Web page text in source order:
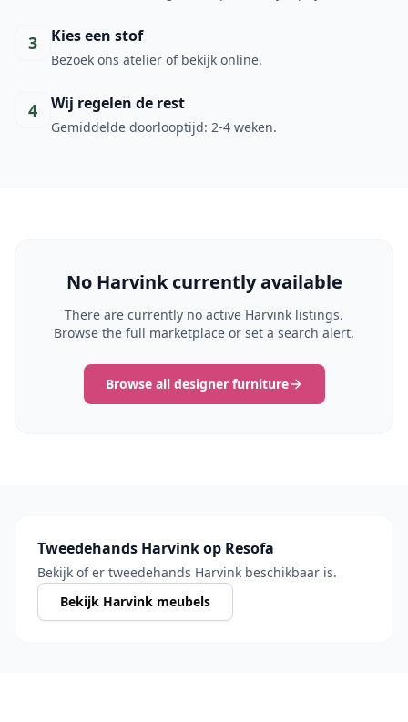
3 Kies een stof
Bezoek ons atelier of bekijk online.
4 Wij regelen de rest
Gemiddelde doorlooptijd: 2-4 weken.
No Harvink currently available
There are currently no active Harvink listings.
Browse the full marketplace or set a search alert.
Browse all designer furniture
Tweedehands Harvink op Resofa
Bekijk of er tweedehands Harvink beschikbaar is.
Bekijk Harvink meubels